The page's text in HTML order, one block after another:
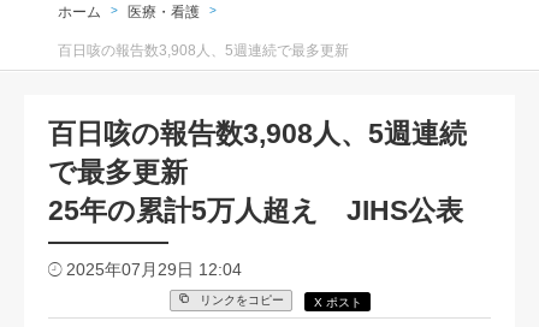
ホーム 医療・看護
百日咳の報告数3,908人、5週連続で最多更新
百日咳の報告数3,908人、5週連続
で最多更新
25年の累計5万人超え JIHS公表
2025年07月29日 12:04
リンクをコピー X ポスト